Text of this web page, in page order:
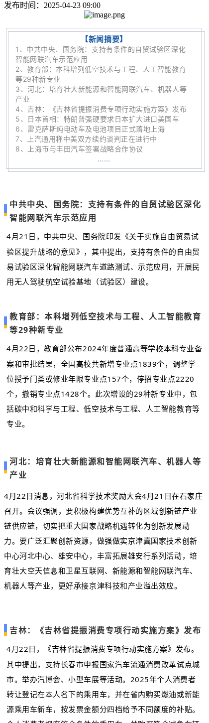
发布时间：2025-04-23 09:00
【新闻摘要】
1、 中共中央、国务院：支持有条件的自贸试验区深化
智能网联汽车示范应用
2、教育部：本科增列低空技术与工程、人工智能教育
等29种新专业
3、河北：培育壮大新能源和智能网联汽车、机器人等
产业
4、 吉林：《吉林省提振消费专项行动实施方案》发布
5、
日本首相：特朗普强硬要求日本扩大进口美国车
6、 雷克萨斯纯电动车及电池项目正式落地上海
7、
上汽通用称中美双方续约谈判正在进行中
8、
上海市与丰田汽车签署战略合作协议
……
中共中央、国务院：支持有条件的自贸试验区深化
智能网联汽车示范应用
4月21日，中共中央、国务院印发《关于实施自由贸易试
验区提升战略的意见》，其中提出，支持有条件的自由贸
易试验区深化智能网联汽车道路测试、示范应用，开展民
用无人驾驶航空试验基地（试验区）建设。
教育部：本科增列低空技术与工程、人工智能教育
等29种新专业
4月22日，教育部公布2024年度普通高等学校本科专业备
案和审批结果，全国高校共新增专业点1839个，调整学
位授予门类或修业年限专业点157个，停招专业点2220
个，撤销专业点1428个。此次增设的29种新专业中，包
括碳中和科学与工程、低空技术与工程、人工智能教育等
专业。
河北：培育壮大新能源和智能网联汽车、机器人等
产业
4月22日消息，河北省科学技术奖励大会4月21日在石家庄
召开。会议强调，要积极构建优势互补的区域创新链产业
链供应链，切实把重大国家战略机遇转化为创新发展动
力。要广泛汇聚创新资源，做强做实京津冀国家技术创新
中心河北中心、雄安中心，丰富拓展雄安行系列活动，培
育壮大空天信息和卫星互联网、新能源和智能网联汽车、
机器人等产业，更好承接京津科技和产业溢出效应。
吉林：《吉林省提振消费专项行动实施方案》发布
4月22日，《吉林省提振消费专项行动实施方案》发布。
其中提出，支持长春市申报国家汽车流通消费改革试点城
市。举办汽博会、小型车展等活动。2025年个人消费者
转让登记在本人名下的乘用车，并在省内购买燃油或新能
源乘用车新车，按发票金额分四档给予不同额度的补贴。